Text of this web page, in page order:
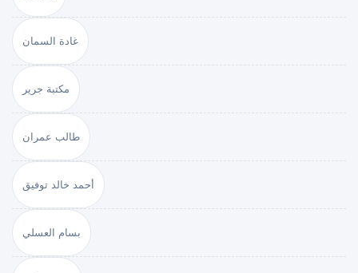
غادة السمان
مكتبة جرير
طالب عمران
أحمد خالد توفيق
بسام العسلي